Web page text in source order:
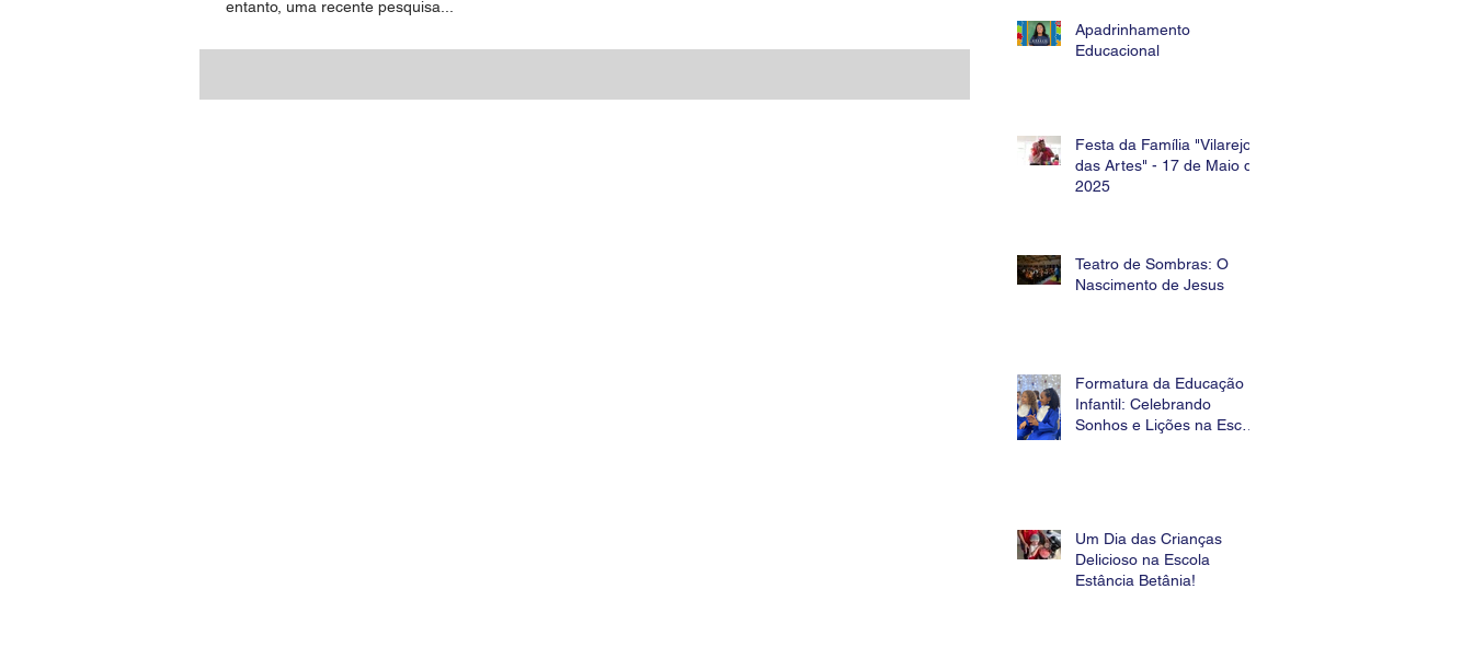
entanto, uma recente pesquisa...
Apadrinhamento
Educacional
Festa da Família "Vilarejo
das Artes" - 17 de Maio de
2025
Teatro de Sombras: O
Nascimento de Jesus
Formatura da Educação
Infantil: Celebrando
Sonhos e Lições na Escola
Um Dia das Crianças
Delicioso na Escola
Estância Betânia!